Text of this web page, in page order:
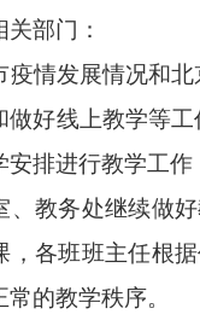
部门：
疫情发展情况和
好线上教学等工作
安排进行教学工
、教务处继续做
，各班班主任根
的教学秩序。